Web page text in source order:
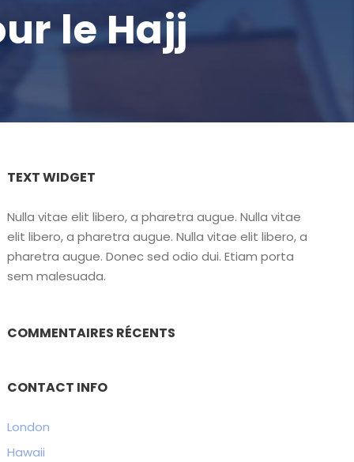
le Hajj
TEXT WIDGET
Nulla vitae elit libero, a pharetra augue. Nulla vitae
elit libero, a pharetra augue. Nulla vitae elit libero, a
pharetra augue. Donec sed odio dui. Etiam porta
sem malesuada.
COMMENTAIRES RÉCENTS
CONTACT INFO
London
Hawaii